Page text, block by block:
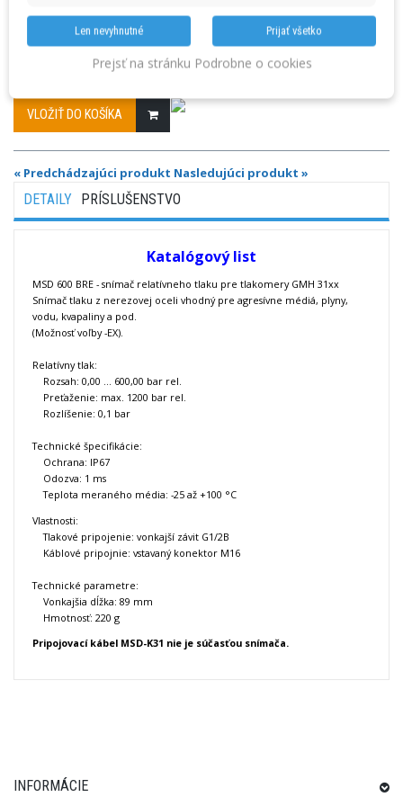
VLOŽIŤ DO KOŠÍKA
« Predchádzajúci produkt Nasledujúci produkt »
DETAILY PRÍSLUŠENSTVO
Katalógový list
MSD 600 BRE - snímač relatívneho tlaku pre tlakomery GMH 31xx
Snímač tlaku z nerezovej oceli vhodný pre agresívne médiá, plyny,
vodu, kvapaliny a pod.
(Možnosť voľby -EX)
Relatívny tlak:
Rozsah: 0,00 ... 600,00 bar rel.
Preťaženie: max. 1200 bar rel.
Rozlíšenie: 0,1 bar
Technické špecifikácie:
Ochrana: IP67
Odozva: 1 ms
Teplota meraného média: -25 až +100 °C
Vlastnosti:
Tlakové pripojenie: vonkajší závit G1/2B
Káblové pripojnie: vstavaný konektor M16
Technické parametre:
Vonkajšia dĺžka: 89 mm
Hmotnosť: 220 g
Pripojovací kábel MSD-K31 nie je súčasťou snímača.
INFORMÁCIE
Len nevyhnutné Prijať všetko
Prejsť na stránku Podrobne o cookies